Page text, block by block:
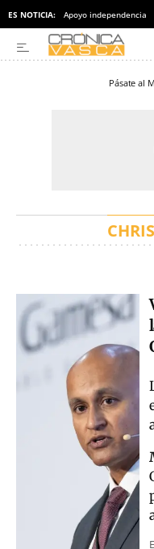
ES NOTICIA: Apoyo independencia
Pásate al